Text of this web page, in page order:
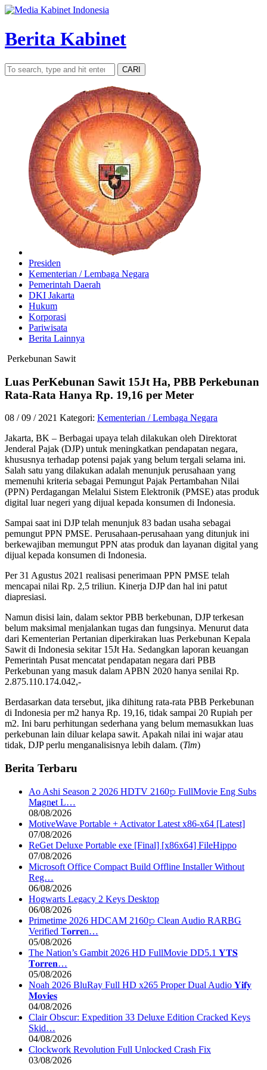
Berita Kabinet
CARI
Presiden
Kementerian / Lembaga Negara
Pemerintah Daerah
DKI Jakarta
Hukum
Korporasi
Pariwisata
Berita Lainnya
Perkebunan Sawit
Luas PerKebunan Sawit 15Jt Ha, PBB Perkebunan
Rata-Rata Hanya Rp. 19,16 per Meter
08 / 09 / 2021 Kategori: Kementerian / Lembaga Negara
Jakarta, BK – Berbagai upaya telah dilakukan oleh Direktorat
Jenderal Pajak (DJP) untuk meningkatkan pendapatan negara,
khususnya terhadap potensi pajak yang belum tergali selama ini.
Salah satu yang dilakukan adalah menunjuk perusahaan yang
memenuhi kriteria sebagai Pemungut Pajak Pertambahan Nilai
(PPN) Perdagangan Melalui Sistem Elektronik (PMSE) atas produk
digital luar negeri yang dijual kepada konsumen di Indonesia.
Sampai saat ini DJP telah menunjuk 83 badan usaha sebagai
pemungut PPN PMSE. Perusahaan-perusahaan yang ditunjuk ini
berkewajiban memungut PPN atas produk dan layanan digital yang
dijual kepada konsumen di Indonesia.
Per 31 Agustus 2021 realisasi penerimaan PPN PMSE telah
mencapai nilai Rp. 2,5 triliun. Kinerja DJP dan hal ini patut
diapresiasi.
Namun disisi lain, dalam sektor PBB berkebunan, DJP terkesan
belum maksimal menjalankan tugas dan fungsinya. Menurut data
dari Kementerian Pertanian diperkirakan luas Perkebunan Kepala
Sawit di Indonesia sekitar 15Jt Ha. Sedangkan laporan keuangan
Pemerintah Pusat mencatat pendapatan negara dari PBB
Perkebunan yang masuk dalam APBN 2020 hanya senilai Rp.
2.875.110.174.042,-
Berdasarkan data tersebut, jika dihitung rata-rata PBB Perkebunan
di Indonesia per m2 hanya Rp. 19,16, tidak sampai 20 Rupiah per
m2. Ini baru perhitungan sederhana yang belum memasukkan luas
perkebunan lain diluar kelapa sawit. Apakah nilai ini wajar atau
tidak, DJP perlu menganalisisnya lebih dalam. (Tim)
Berita Terbaru
Ao Ashi Season 2 2026 HDTV 2160𝚙 FullMovie Eng Subs
M𝐚gn𝐞t L…
08/08/2026
MotiveWave Portable + Activator Latest x86-x64 [Latest]
07/08/2026
ReGet Deluxe Portable exe [Final] [x86x64] FileHippo
07/08/2026
Microsoft Office Compact Build Offline Installer Without
Reg…
06/08/2026
Hogwarts Legacy 2 Keys Desktop
06/08/2026
Primetime 2026 HDCAM 2160𝚙 Clean Audio RARBG
Verified T𝐨𝐫𝐫𝐞n…
05/08/2026
The Nation’s Gambit 2026 HD FullMovie DD5.1 𝐘𝐓𝐒
𝐓𝐨𝐫𝐫𝐞𝐧…
05/08/2026
Noah 2026 BluRay Full HD x265 Proper Dual Audio 𝐘𝐢𝐟𝐲
𝐌𝐨𝐯𝐢𝐞𝐬
04/08/2026
Clair Obscur: Expedition 33 Deluxe Edition Cracked Keys
Skid…
04/08/2026
Clockwork Revolution Full Unlocked Crash Fix
03/08/2026